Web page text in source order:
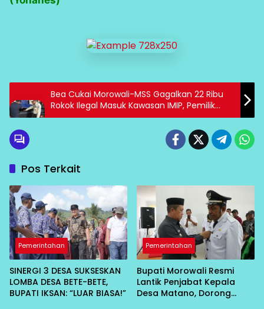
Bea Cukai Morowali-MSS Gagalkan 22 Ribu
Rokok Ilegal Masuk Kawasan IMIP, Pemilik
Kena Denda Rp89 Juta
Pos Terkait
Pemerintahan
SINERGI 3 DESA SUKSESKAN
LOMBA DESA BETE-BETE,
BUPATI IKSAN: “LUAR BIASA!”
Pemerintahan
Bupati Morowali Resmi
Lantik Penjabat Kepala
Desa Matano, Dorong